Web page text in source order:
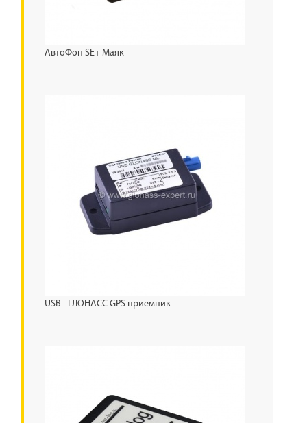
АвтоФон SE+ Маяк
USB - ГЛОНАСС GPS приемник